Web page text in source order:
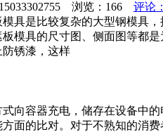
浏览： 166
评论
具是比较复杂的大型钢模具
模具的尺寸图、侧面图等都
锈漆，这样
向容器充电，储存在设备中
面的比对。对于不熟知的消